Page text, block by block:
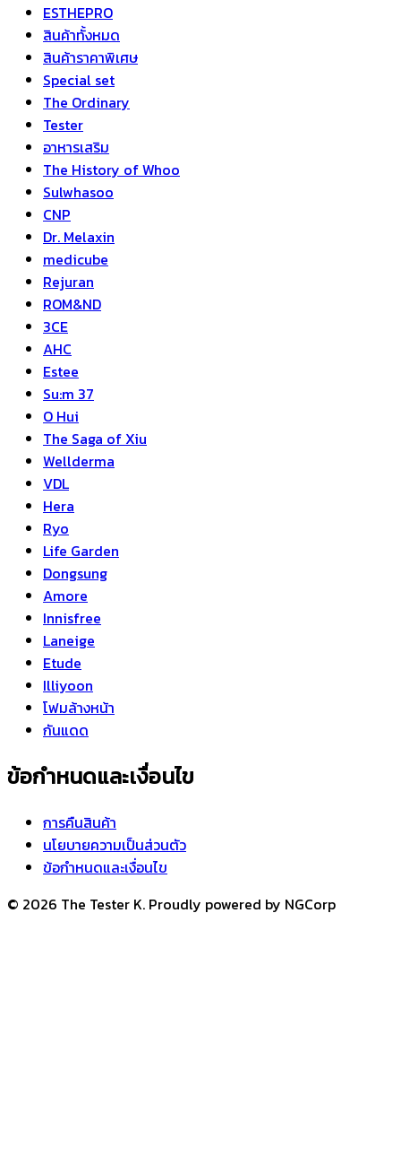
ESTHEPRO
สินค้าทั้งหมด
สินค้าราคาพิเศษ
Special set
The Ordinary
Tester
อาหารเสริม
The History of Whoo
Sulwhasoo
CNP
Dr. Melaxin
medicube
Rejuran
ROM&ND
3CE
AHC
Estee
Su:m 37
O Hui
The Saga of Xiu
Wellderma
VDL
Hera
Ryo
Life Garden
Dongsung
Amore
Innisfree
Laneige
Etude
Illiyoon
โฟมล้างหน้า
กันแดด
ข้อกำหนดและเงื่อนไข
การคืนสินค้า
นโยบายความเป็นส่วนตัว
ข้อกำหนดและเงื่อนไข
© 2026 The Tester K. Proudly powered by NGCorp